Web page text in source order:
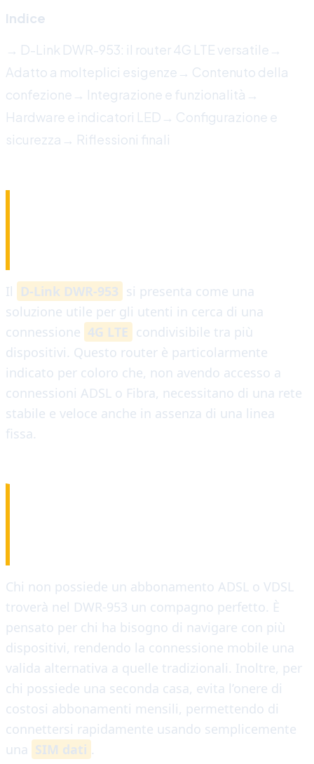
Indice
→ D-Link DWR-953: il router 4G LTE versatile →
Adatto a molteplici esigenze → Contenuto della
confezione → Integrazione e funzionalità →
Hardware e indicatori LED → Configurazione e
sicurezza → Riflessioni finali
Il D-Link DWR-953 si presenta come una
soluzione utile per gli utenti in cerca di una
connessione 4G LTE condivisibile tra più
dispositivi. Questo router è particolarmente
indicato per coloro che, non avendo accesso a
connessioni ADSL o Fibra, necessitano di una rete
stabile e veloce anche in assenza di una linea
fissa.
Chi non possiede un abbonamento ADSL o VDSL
troverà nel DWR-953 un compagno perfetto. È
pensato per chi ha bisogno di navigare con più
dispositivi, rendendo la connessione mobile una
valida alternativa a quelle tradizionali. Inoltre, per
chi possiede una seconda casa, evita l’onere di
costosi abbonamenti mensili, permettendo di
connettersi rapidamente usando semplicemente
una SIM dati .